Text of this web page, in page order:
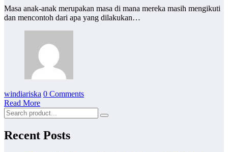
Masa anak-anak merupakan masa di mana mereka masih mengikuti
dan mencontoh dari apa yang dilakukan…
windiariska 0 Comments
Read More
Recent Posts